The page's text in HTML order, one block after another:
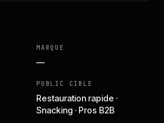
MARQUE
—
PUBLIC CIBLE
Restauration rapide ·
Snacking · Pros B2B